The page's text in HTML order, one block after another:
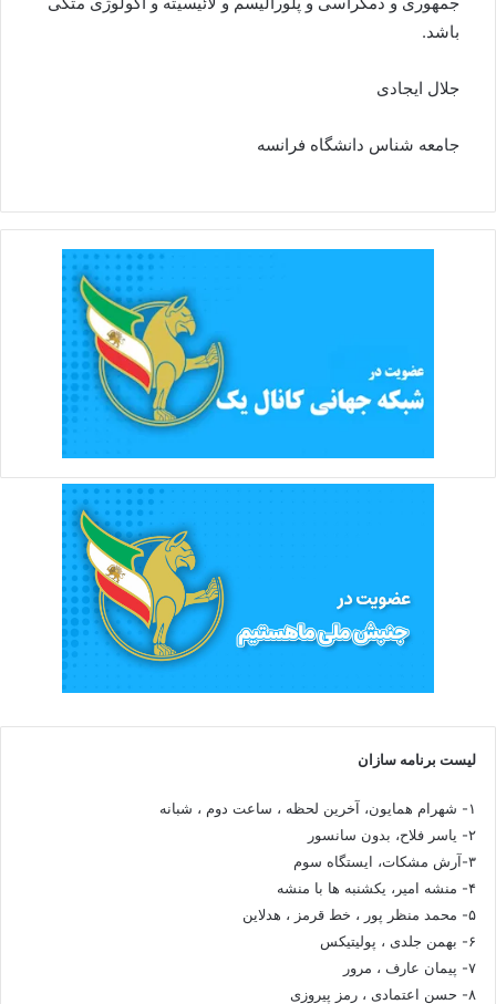
باشد.
جلال ایجادی
جامعه شناس دانشگاه فرانسه
لیست برنامه سازان
۱- شهرام همایون، آخرین لحظه ، ساعت دوم ، شبانه
۲- یاسر فلاح، بدون سانسور
۳-آرش مشکات، ایستگاه سوم
۴- منشه امیر، یکشنبه ها با منشه
۵- محمد منظر پور ، خط قرمز ، هدلاین
۶- بهمن جلدی ، پولیتیکس
۷- پیمان عارف ، مرور
۸- حسن اعتمادی ، رمز پیروزی